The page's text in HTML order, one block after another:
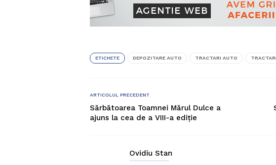
ETICHETE DEPOZITARE AUTO TRACTARI AUTO
ARTICOLUL PRECEDENT
Sărbătoarea Toamnei Mărul Dulce a
ajuns la cea de a VIII-a ediție
Ovidiu Stan